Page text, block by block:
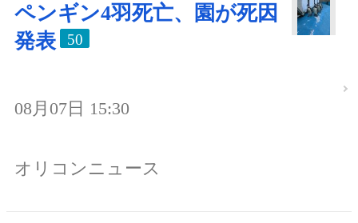
ペンギン4羽死亡、園が死因
発表
50
08月07日 15:30
オリコンニュース